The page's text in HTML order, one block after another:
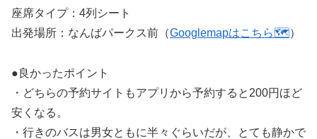
座席タイプ：4列シート
出発場所：なんばパークス前（Googlemapはこちら🗺️）
●良かったポイント
・どちらの予約サイトもアプリから予約すると200円ほど
安くなる。
・行きのバスは男女ともに半々ぐらいだが、とても静かで